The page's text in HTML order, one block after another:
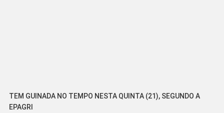
TEM GUINADA NO TEMPO NESTA QUINTA (21), SEGUNDO A
EPAGRI